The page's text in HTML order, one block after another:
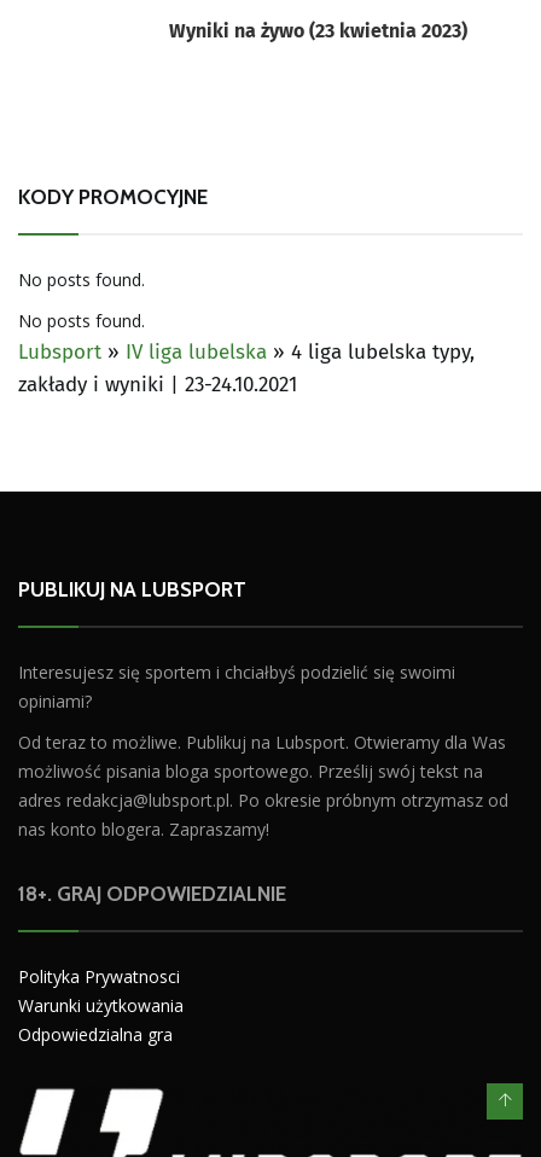
Wyniki na żywo (23 kwietnia 2023)
KODY PROMOCYJNE
No posts found.
No posts found.
Lubsport » IV liga lubelska » 4 liga lubelska typy,
zakłady i wyniki | 23-24.10.2021
PUBLIKUJ NA LUBSPORT
Interesujesz się sportem i chciałbyś podzielić się swoimi
opiniami?
Od teraz to możliwe. Publikuj na Lubsport. Otwieramy dla Was
możliwość pisania bloga sportowego. Prześlij swój tekst na
adres redakcja@lubsport.pl. Po okresie próbnym otrzymasz od
nas konto blogera. Zapraszamy!
18+. GRAJ ODPOWIEDZIALNIE
Polityka Prywatnosci
Warunki użytkowania
Odpowiedzialna gra